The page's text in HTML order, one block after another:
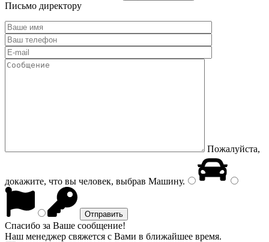
Письмо директору
Пожалуйста,
докажите, что вы человек, выбрав Машину.
Спасибо за Ваше сообщение!
Наш менеджер свяжется с Вами в ближайшее время.